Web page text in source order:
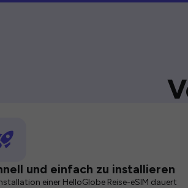
und einfach zu installieren
einer HelloGlobe Reise-eSIM dauert